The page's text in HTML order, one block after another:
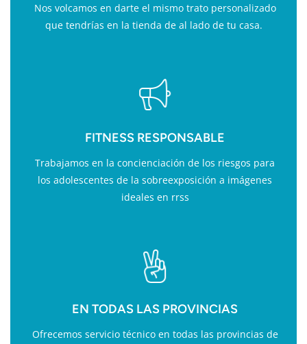
Nos volcamos en darte el mismo trato personalizado
que tendrías en la tienda de al lado de tu casa.
FITNESS RESPONSABLE
Trabajamos en la concienciación de los riesgos para
los adolescentes de la sobreexposición a imágenes
ideales en rrss
EN TODAS LAS PROVINCIAS
Ofrecemos servicio técnico en todas las provincias de